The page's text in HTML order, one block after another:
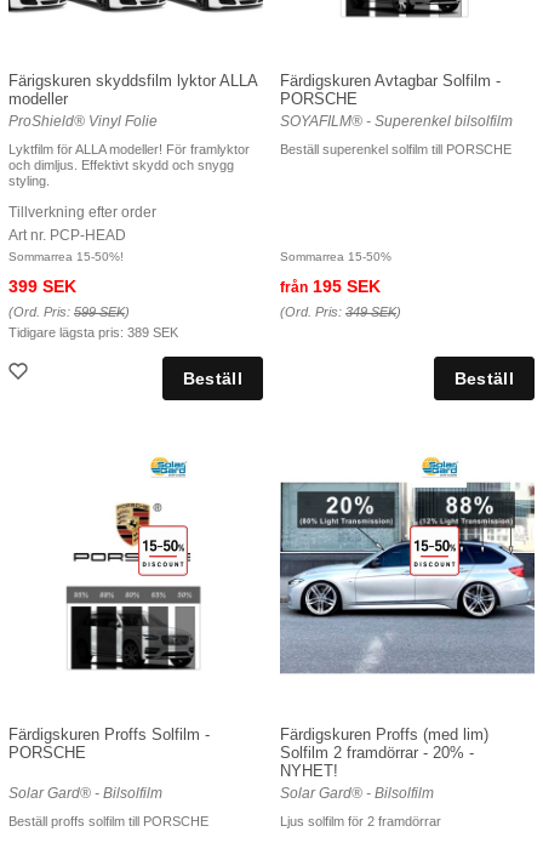
Färigskuren skyddsfilm lyktor ALLA
modeller
ProShield® Vinyl Folie
Lyktfilm för ALLA modeller! För framlyktor
och dimljus. Effektivt skydd och snygg
styling.
Tillverkning efter order
Art nr. PCP-HEAD
Sommarrea 15-50%!
399 SEK
(Ord. Pris: 599 SEK)
Tidigare lägsta pris: 389 SEK
Färdigskuren Avtagbar Solfilm -
PORSCHE
SOYAFILM® - Superenkel bilsolfilm
Beställ superenkel solfilm till PORSCHE
Sommarrea 15-50%
från 195 SEK
(Ord. Pris: 349 SEK)
Färdigskuren Proffs Solfilm -
PORSCHE
Solar Gard® - Bilsolfilm
Beställ proffs solfilm till PORSCHE
Färdigskuren Proffs (med lim)
Solfilm 2 framdörrar - 20% -
NYHET!
Solar Gard® - Bilsolfilm
Ljus solfilm för 2 framdörrar